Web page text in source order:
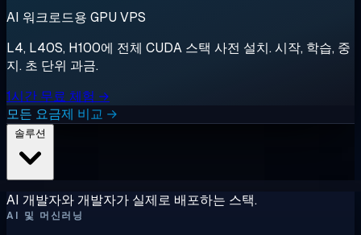
AI 워크로드용 GPU VPS
L4, L40S, H100에 전체 CUDA 스택 사전 설치. 시작, 학습, 중
지. 초 단위 과금.
1시간 무료 체험 →
모든 요금제 비교 →
AI 개발자와 개발자가 실제로 배포하는 스택.
AI 및 머신러닝